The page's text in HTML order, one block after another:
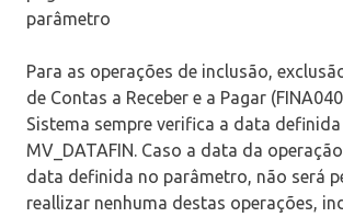
parâmetro
Para as operações de inclusão,
de Contas a Receber e a Pagar
Sistema sempre verifica a data
MV_DATAFIN. Caso a data da
data definida no parâmetro, não será
reallizar nenhuma destas operações,